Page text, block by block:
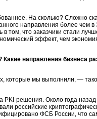
На сколько? Сложно
направления более чем в
том, что заказчики стали
эффект, чем
направления бизнеса
которые мы выполнили, —
PKI-решения. Около года
российские
ФСБ России, что